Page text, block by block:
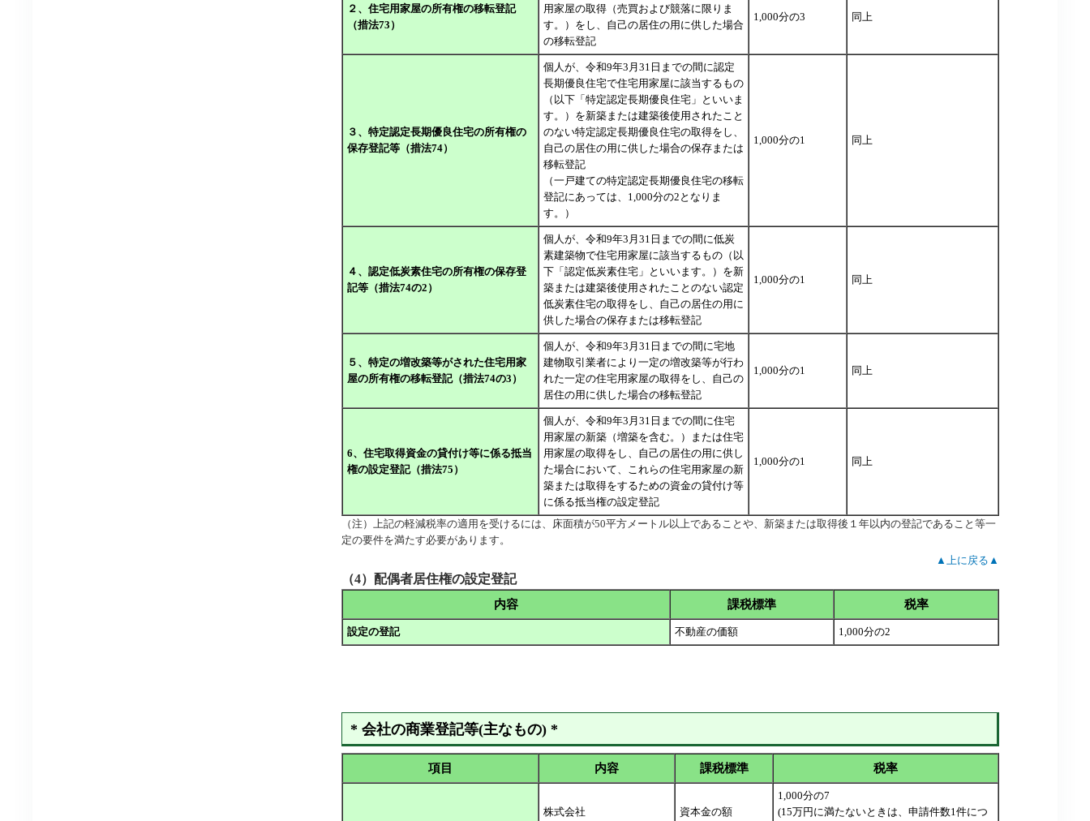
２、住宅用家屋の所有権の移転登記
（措法73）
用家屋の取得（売買および競落に限りま
す。）をし、自己の居住の用に供した場合
の移転登記
1,000分の3 同上
３、特定認定長期優良住宅の所有権の
保存登記等（措法74）
個人が、令和9年3月31日までの間に認定
長期優良住宅で住宅用家屋に該当するもの
（以下「特定認定長期優良住宅」といいま
す。）を新築または建築後使用されたこと
のない特定認定長期優良住宅の取得をし、
自己の居住の用に供した場合の保存または
移転登記
（一戸建ての特定認定長期優良住宅の移転
登記にあっては、1,000分の2となりま
す。）
1,000分の1 同上
４、認定低炭素住宅の所有権の保存登
記等（措法74の2）
個人が、令和9年3月31日までの間に低炭
素建築物で住宅用家屋に該当するもの（以
下「認定低炭素住宅」といいます。）を新
築または建築後使用されたことのない認定
低炭素住宅の取得をし、自己の居住の用に
供した場合の保存または移転登記
1,000分の1 同上
５、特定の増改築等がされた住宅用家
屋の所有権の移転登記（措法74の3）
個人が、令和9年3月31日までの間に宅地
建物取引業者により一定の増改築等が行わ
れた一定の住宅用家屋の取得をし、自己の
居住の用に供した場合の移転登記
1,000分の1 同上
6、住宅取得資金の貸付け等に係る抵当
権の設定登記（措法75）
個人が、令和9年3月31日までの間に住宅
用家屋の新築（増築を含む。）または住宅
用家屋の取得をし、自己の居住の用に供し
た場合において、これらの住宅用家屋の新
築または取得をするための資金の貸付け等
に係る抵当権の設定登記
1,000分の1 同上
（注）上記の軽減税率の適用を受けるには、床面積が50平方メートル以上であることや、新築または取得後１年以内の登記であること等一
定の要件を満たす必要があります。
▲上に戻る▲
（4）配偶者居住権の設定登記
内容 課税標準 税率
設定の登記 不動産の価額 1,000分の2
* 会社の商業登記等(主なもの) *
項目 内容 課税標準 税率
株式会社 資本金の額
1,000分の7
(15万円に満たないときは、申請件数1件につ